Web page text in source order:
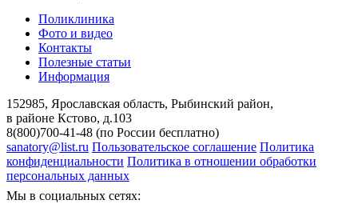
Поликлиника
Фото и видео
Контакты
Полезные статьи
Информация
152985, Ярославская область, Рыбинский район,
в районе Кстово, д.103
8(800)700-41-48 (по России бесплатно)
sanatory@list.ru Пользовательское соглашение Политика
конфиденциальности Политика в отношении обработки
персональных данных
Мы в социальных сетях: